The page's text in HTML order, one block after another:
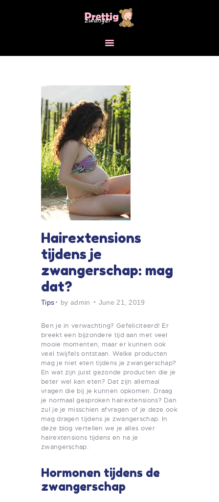
VOOR VROUWEN
BLOG
TIPS
FOTO’S
CONTACT
Hairextensions
tijdens je
zwangerschap: mag
dat?
Tips by admin June 21, 2019
Ben je in verwachting? Gefeliciteerd! Er
breekt een bijzondere tijd aan met veel
mooie momenten, maar er kunnen ook
veel twijfels ontstaan. Welke producten
mag je niet eten tijdens je zwangerschap?
En wat zijn juist gezonde producten die je
beter wel kan eten? Dat zijn allemaal
vragen die bij je kunnen opkomen. Draag
je normaal gesproken hairextensions? Dan
zul je je misschien afvragen of je deze ook
mag dragen tijdens je zwangerschap. In
deze blog vertellen we je alles over
hairextensions tijdens en na je
zwangerschap.
Hormonen tijdens de
zwangerschap